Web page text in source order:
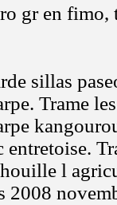
gr en fimo,
sillas
Trame
entretoise.
l
2008